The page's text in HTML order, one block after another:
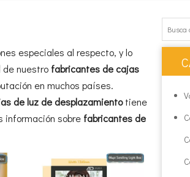
especiales al respecto, y lo
de nuestro fabricantes de cajas
en muchos países.
de luz de desplazamientotiene
información sobre fabricantes de